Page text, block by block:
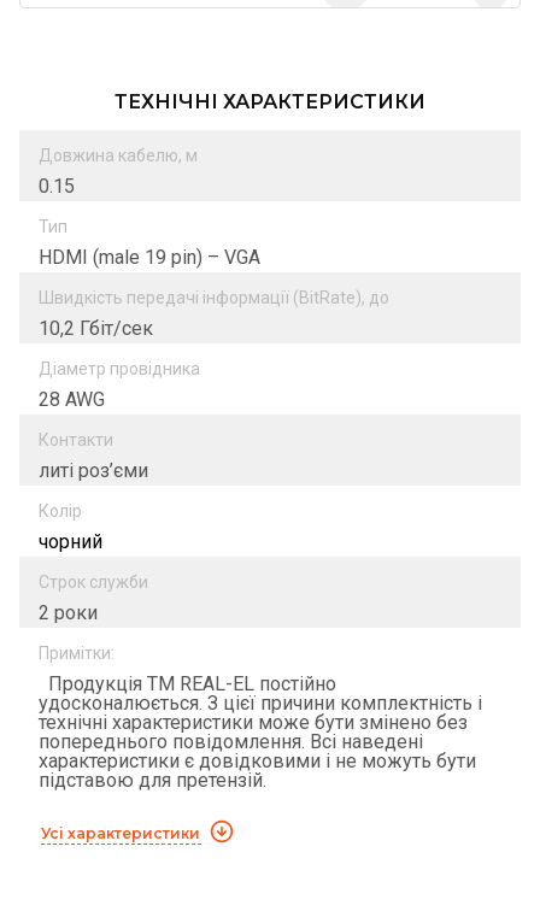
ТЕХНІЧНІ ХАРАКТЕРИСТИКИ
Довжина кабелю, м
0.15
Тип
HDMI (male 19 pin) – VGA
Швидкість передачі інформації (BitRate), до
10,2 Гбіт/сек
Діаметр провідника
28 AWG
Контакти
литі роз’єми
Колір
чорний
Строк служби
2 роки
Примітки:
Продукція ТМ REAL-EL постійно
удосконалюється. З цієї причини комплектність і
технічні характеристики може бути змінено без
попереднього повідомлення. Всі наведені
характеристики є довідковими і не можуть бути
підставою для претензій.
Усі характеристики